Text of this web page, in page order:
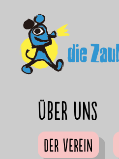
Über uns
Der Verein